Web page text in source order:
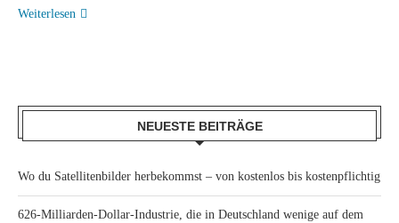
Weiterlesen
NEUESTE BEITRÄGE
Wo du Satellitenbilder herbekommst – von kostenlos bis kostenpflichtig
626-Milliarden-Dollar-Industrie, die in Deutschland wenige auf dem